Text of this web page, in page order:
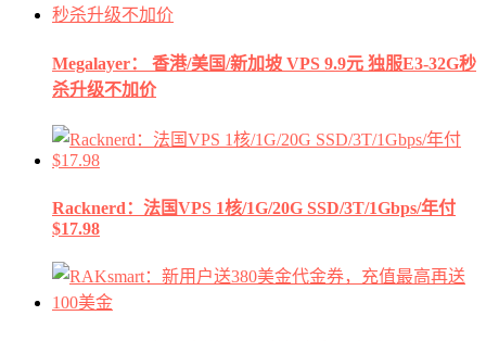
Megalayer： 香港/美国/新加坡 VPS 9.9元 独服E3-32G秒
杀升级不加价
Racknerd：法国VPS 1核/1G/20G SSD/3T/1Gbps/年付
$17.98